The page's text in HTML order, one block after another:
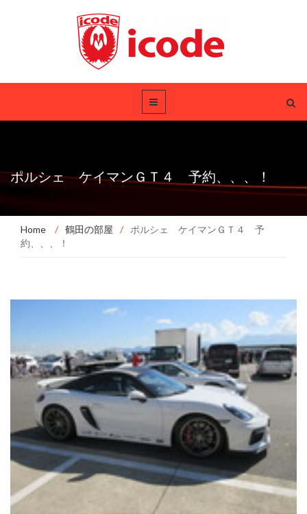
ポルシェ ケイマンＧＴ４ 予約、、、！
Home / 鶴田の部屋 /
ポルシェ ケイマンＧＴ４ 予
約、、、！